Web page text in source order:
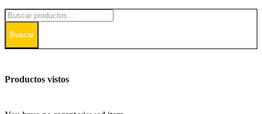
Buscar
Productos vistos